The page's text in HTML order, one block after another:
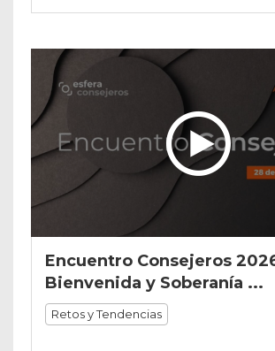
Encuentro Consejeros
Bienvenida y Soberanía ...
Retos y Tendencias